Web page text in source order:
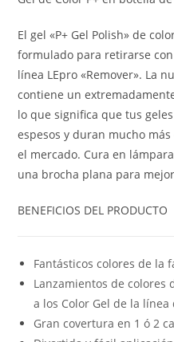
El gel «P+ Gel Polish» de
formulado para retirarse
línea LEpro «Remover». La
contiene un
lo que significa que tus
espesos y duran mucho
el mercado. Cura en
una brocha plana para
BENEFICIOS DEL PRODUCTO
Fantásticos colores de la
Lanzamientos de colores
a los Color Gel de la línea
Gran covertura en 1 ó 2